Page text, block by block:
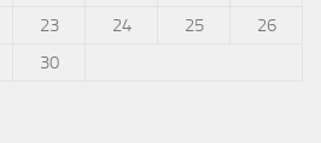
23 24 25
26
30